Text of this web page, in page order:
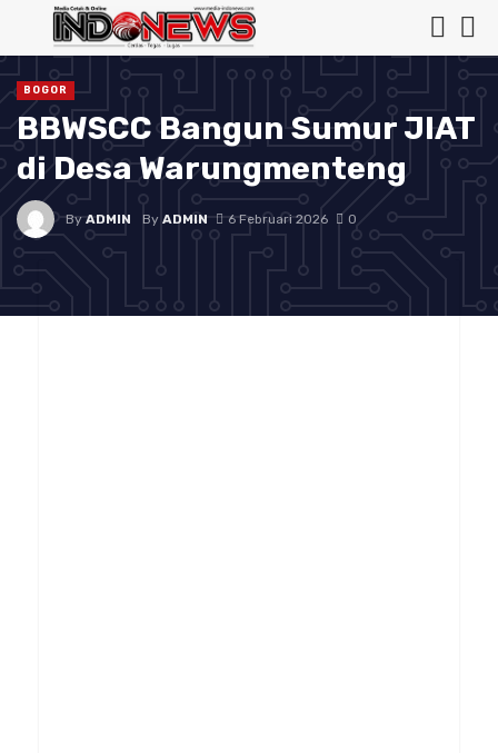
BOGOR
BBWSCC Bangun Sumur JIAT
di Desa Warungmenteng
ByADMIN ByADMIN 6 Februari 2026 0